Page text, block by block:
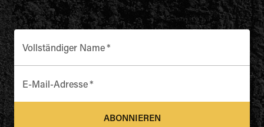
Vollständiger Name*
E-Mail-Adresse*
ABONNIEREN